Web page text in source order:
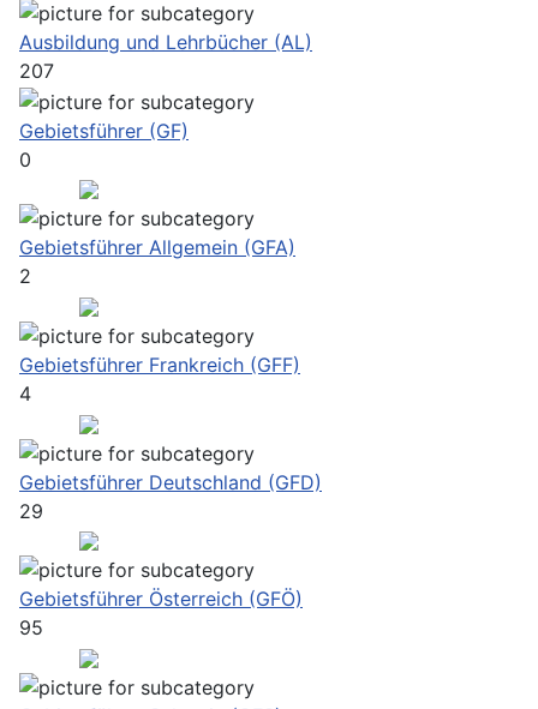
Ausbildung und Lehrbücher (AL)
207
Gebietsführer (GF)
0
Gebietsführer Allgemein (GFA)
2
Gebietsführer Frankreich (GFF)
4
Gebietsführer Deutschland (GFD)
29
Gebietsführer Österreich (GFÖ)
95